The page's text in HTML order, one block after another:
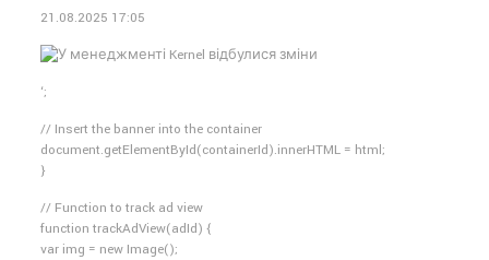
21.08.2025 17:05
‘;
// Insert the banner into the container
document.getElementById(containerId).innerHTML = html;
}
// Function to track ad view
function trackAdView(adId) {
var img = new Image();